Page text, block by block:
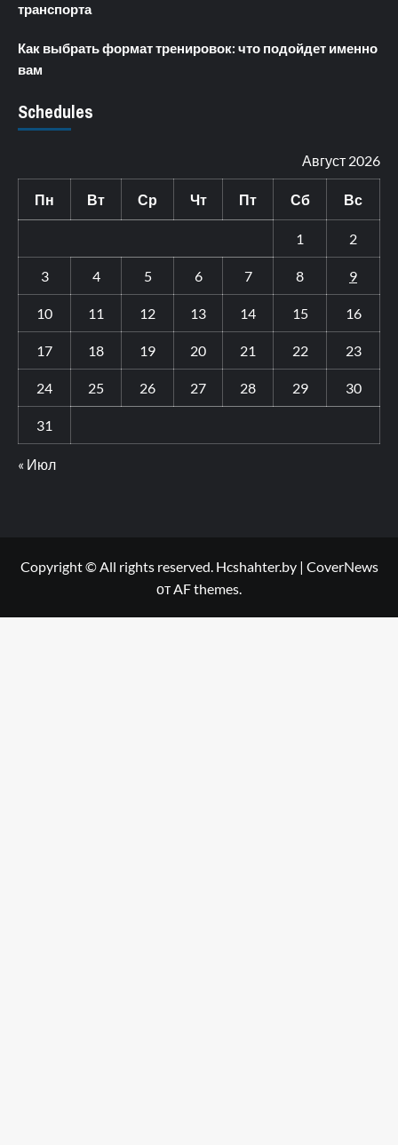
транспорта
Как выбрать формат тренировок: что подойдет именно
вам
Schedules
Август 2026
Пн Вт Ср Чт Пт Сб Вс
1 2
3 4 5 6 7 8 9
10 11 12 13 14 15 16
17 18 19 20 21 22 23
24 25 26 27 28 29 30
31
« Июл
Copyright © All rights reserved. Hcshahter.by | CoverNews
от AF themes.